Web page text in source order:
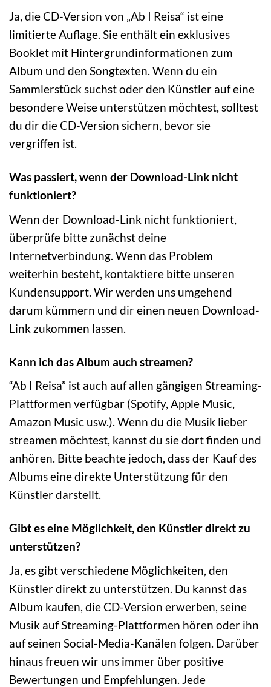
Ja, die CD-Version von „Ab I Reisa“ ist eine
limitierte Auflage. Sie enthält ein exklusives
Booklet mit Hintergrundinformationen zum
Album und den Songtexten. Wenn du ein
Sammlerstück suchst oder den Künstler auf eine
besondere Weise unterstützen möchtest, solltest
du dir die CD-Version sichern, bevor sie
vergriffen ist.
Was passiert, wenn der Download-Link nicht
funktioniert?
Wenn der Download-Link nicht funktioniert,
überprüfe bitte zunächst deine
Internetverbindung. Wenn das Problem
weiterhin besteht, kontaktiere bitte unseren
Kundensupport. Wir werden uns umgehend
darum kümmern und dir einen neuen Download-
Link zukommen lassen.
Kann ich das Album auch streamen?
“Ab I Reisa” ist auch auf allen gängigen Streaming-
Plattformen verfügbar (Spotify, Apple Music,
Amazon Music usw.). Wenn du die Musik lieber
streamen möchtest, kannst du sie dort finden und
anhören. Bitte beachte jedoch, dass der Kauf des
Albums eine direkte Unterstützung für den
Künstler darstellt.
Gibt es eine Möglichkeit, den Künstler direkt zu
unterstützen?
Ja, es gibt verschiedene Möglichkeiten, den
Künstler direkt zu unterstützen. Du kannst das
Album kaufen, die CD-Version erwerben, seine
Musik auf Streaming-Plattformen hören oder ihn
auf seinen Social-Media-Kanälen folgen. Darüber
hinaus freuen wir uns immer über positive
Bewertungen und Empfehlungen. Jede